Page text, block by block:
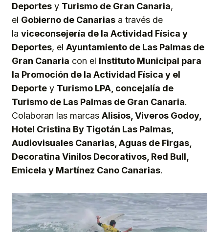
Deportes y Turismo de Gran Canaria,
el Gobierno de Canarias a través de
la viceconsejería de la Actividad Física y
Deportes, el Ayuntamiento de Las Palmas de
Gran Canaria con el Instituto Municipal para
la Promoción de la Actividad Física y el
Deporte y Turismo LPA, concejalía de
Turismo de Las Palmas de Gran Canaria.
Colaboran las marcas Alisios, Viveros Godoy,
Hotel Cristina By Tigotán Las Palmas,
Audiovisuales Canarias, Aguas de Firgas,
Decoratina Vinilos Decorativos, Red Bull,
Emicela y Martínez Cano Canarias.